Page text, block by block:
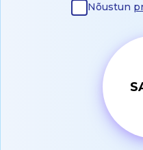
Nõustun